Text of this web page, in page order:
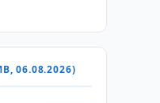
06.08.2026)